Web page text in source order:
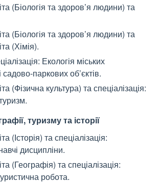
(Біологія та здоров’я людини) та
(Біологія та здоров’я людини) та
(Хімія).
Екологія міських
паркових об’єктів.
(Фізична культура) та спеціалізація:
туризму та історії
(Історія) та спеціалізація:
дисципліни.
(Географія) та спеціалізація:
робота.